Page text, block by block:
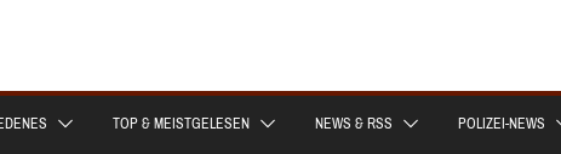
TOP & MEISTGELESEN NEWS & RSS POLIZEI-NEWS